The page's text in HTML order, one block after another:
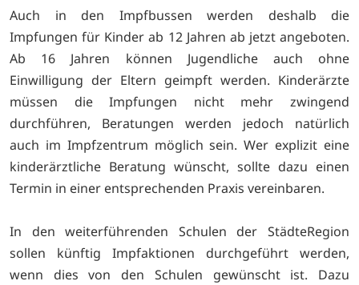
Auch in den Impfbussen werden deshalb die
Impfungen für Kinder ab 12 Jahren ab jetzt angeboten.
Ab 16 Jahren können Jugendliche auch ohne
Einwilligung der Eltern geimpft werden. Kinderärzte
müssen die Impfungen nicht mehr zwingend
durchführen, Beratungen werden jedoch natürlich
auch im Impfzentrum möglich sein. Wer explizit eine
kinderärztliche Beratung wünscht, sollte dazu einen
Termin in einer entsprechenden Praxis vereinbaren.
In den weiterführenden Schulen der StädteRegion
sollen künftig Impfaktionen durchgeführt werden,
wenn dies von den Schulen gewünscht ist. Dazu